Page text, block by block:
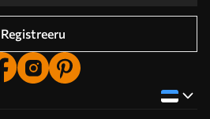
Registreeru